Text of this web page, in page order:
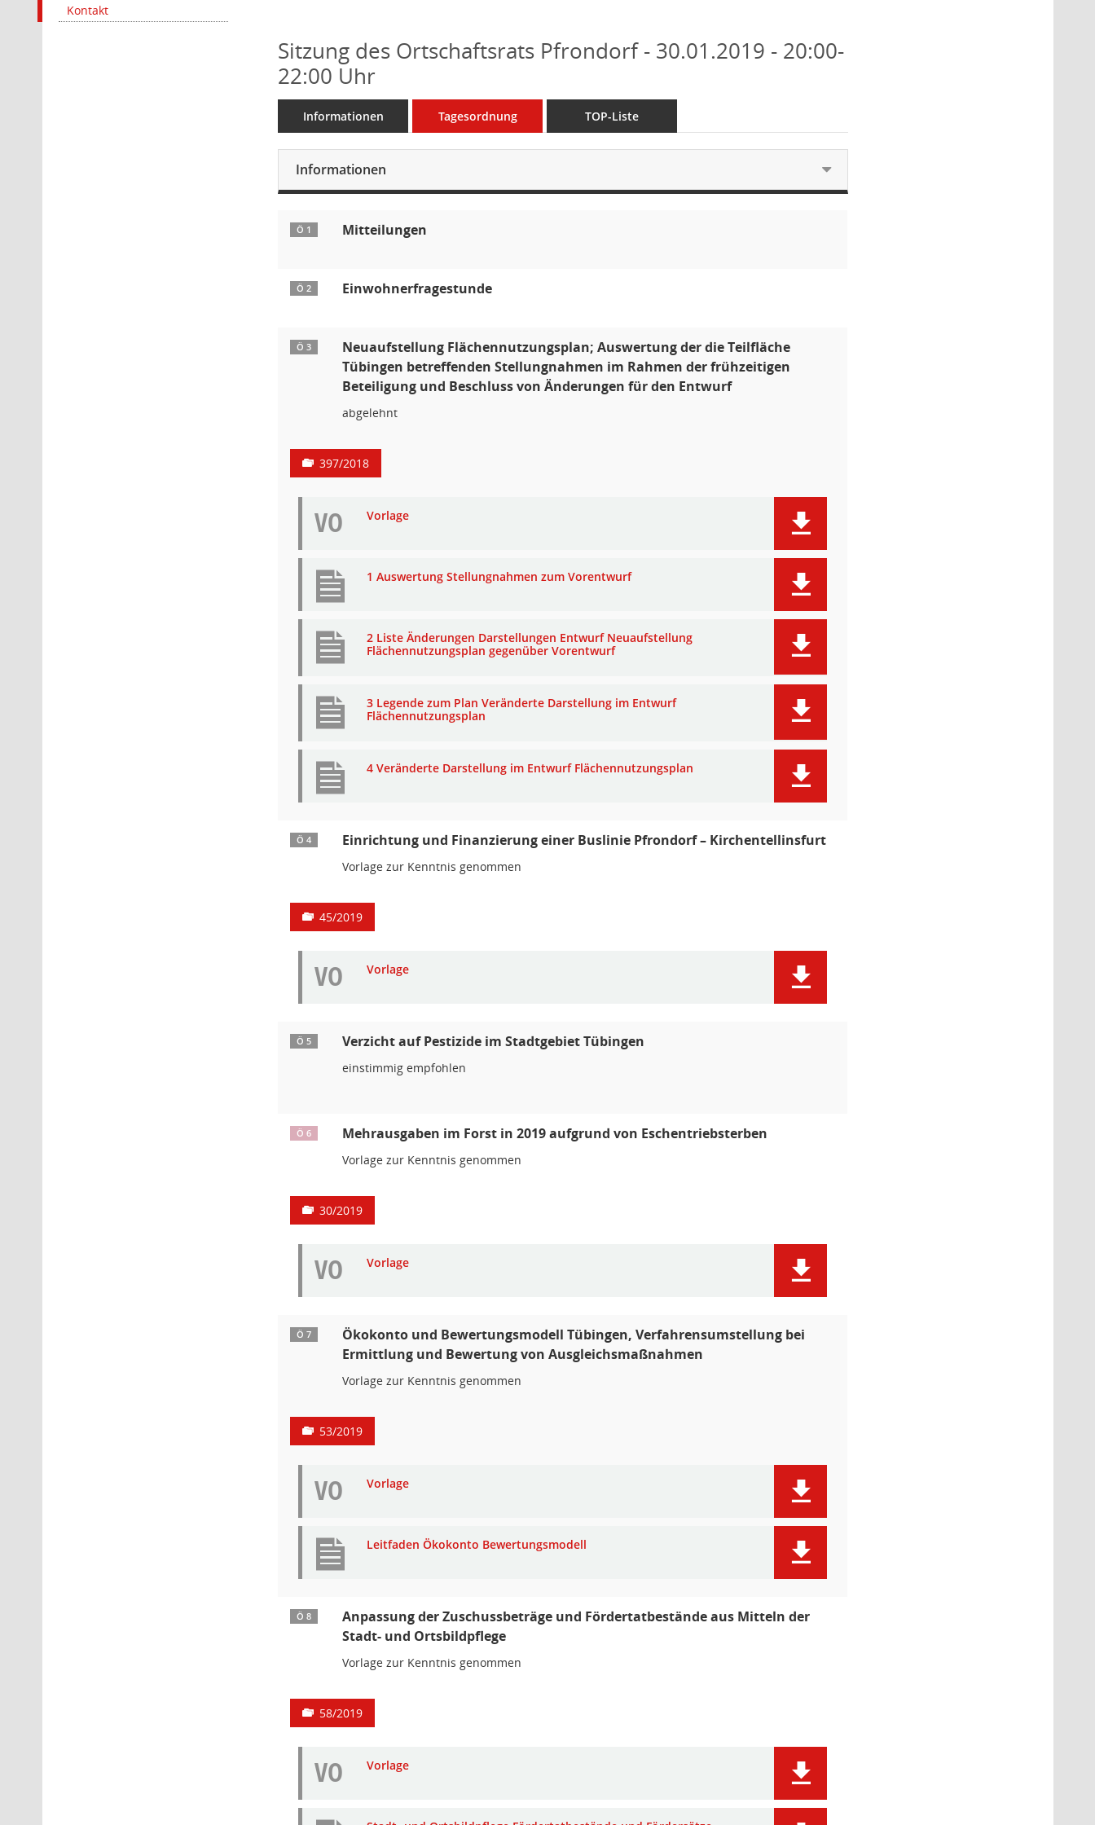
Kontakt
Sitzung des Ortschaftsrats Pfrondorf - 30.01.2019 - 20:00-
22:00 Uhr
Informationen Tagesordnung TOP-Liste
Informationen
Ö 1 Mitteilungen
Ö 2 Einwohnerfragestunde
Ö 3
Neuaufstellung Flächennutzungsplan; Auswertung der die Teilfläche
Tübingen betreffenden Stellungnahmen im Rahmen der frühzeitigen
Beteiligung und Beschluss von Änderungen für den Entwurf
abgelehnt
397/2018
VO Vorlage
1 Auswertung Stellungnahmen zum Vorentwurf
2 Liste Änderungen Darstellungen Entwurf Neuaufstellung
Flächennutzungsplan gegenüber Vorentwurf
3 Legende zum Plan Veränderte Darstellung im Entwurf
Flächennutzungsplan
4 Veränderte Darstellung im Entwurf Flächennutzungsplan
Ö 4 Einrichtung und Finanzierung einer Buslinie Pfrondorf – Kirchentellinsfurt
Vorlage zur Kenntnis genommen
45/2019
VO Vorlage
Ö 5 Verzicht auf Pestizide im Stadtgebiet Tübingen
einstimmig empfohlen
Ö 6 Mehrausgaben im Forst in 2019 aufgrund von Eschentriebsterben
Vorlage zur Kenntnis genommen
30/2019
VO Vorlage
Ö 7
Ökokonto und Bewertungsmodell Tübingen, Verfahrensumstellung bei
Ermittlung und Bewertung von Ausgleichsmaßnahmen
Vorlage zur Kenntnis genommen
53/2019
VO Vorlage
Leitfaden Ökokonto Bewertungsmodell
Ö 8
Anpassung der Zuschussbeträge und Fördertatbestände aus Mitteln der
Stadt- und Ortsbildpflege
Vorlage zur Kenntnis genommen
58/2019
VO Vorlage